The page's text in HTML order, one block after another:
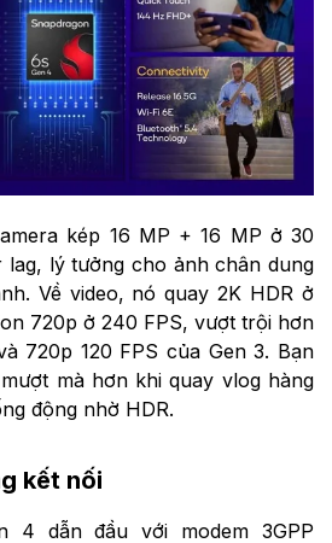
kép 16 MP + 16 MP ở 30
lag, lý tưởng cho ảnh chân dung
Về video, nó quay 2K HDR ở
720p ở 240 FPS, vượt trội hơn
720p 120 FPS của Gen 3. Bạn
mà hơn khi quay vlog hàng
động nhờ HDR.
kết nối
4 dẫn đầu với modem 3GPP